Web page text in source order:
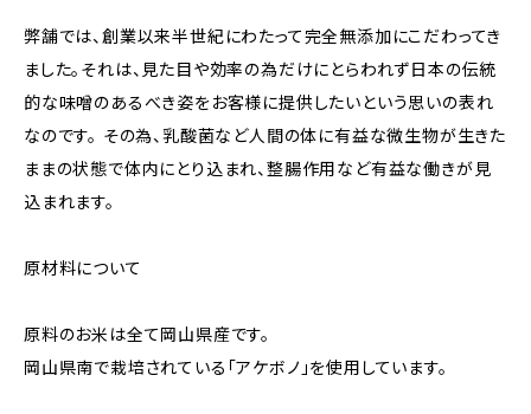
弊舗では、創業以来半世紀にわたって完全無添加にこだわってき
ました。それは、見た目や効率の為だけにとらわれず日本の伝統
的な味噌のあるべき姿をお客様に提供したいという思いの表れ
なのです。 その為、乳酸菌など人間の体に有益な微生物が生きた
ままの状態で体内にとり込まれ、整腸作用など有益な働きが見
込まれます。
原材料について
原料のお米は全て岡山県産です。
岡山県南で栽培されている「アケボノ」を使用しています。